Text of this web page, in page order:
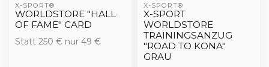
X-SPORT®
WORLDSTORE "HALL
OF FAME" CARD
Statt 250 € nur 49 €
X-SPORT®
X-SPORT
WORLDSTORE
TRAININGSANZUG
"ROAD TO KONA"
GRAU